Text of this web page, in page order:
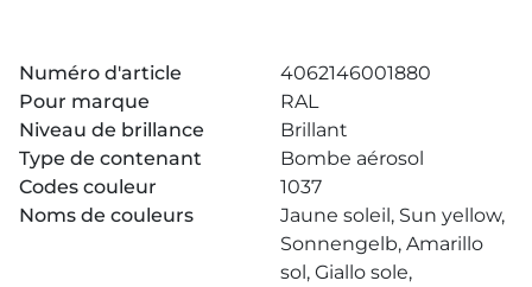
Numéro d'article
4062146001880
Pour marque
RAL
Niveau de brillance
Brillant
Type de contenant
Bombe aérosol
Codes couleur
1037
Noms de couleurs
Jaune soleil, Sun yellow,
Sonnengelb, Amarillo
sol, Giallo sole,